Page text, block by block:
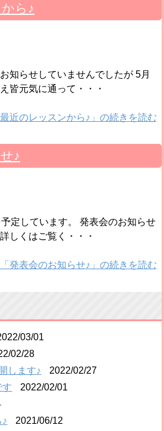
ら♪
知らせしていませんでしたが 5月
皆元気に通って・・・
最近のレッスンから♪」の続きを読む
♪
定しています。 発表会のお知らせ
しくはご覧く・・・
「発表会のお知らせ♪」の続きを読む
03/01
02/28
します♪
2022/02/27
す
2022/02/01
2021/06/12